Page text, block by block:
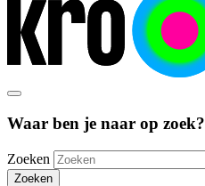
Waar ben je naar op zoek?
Zoeken
Zoeken